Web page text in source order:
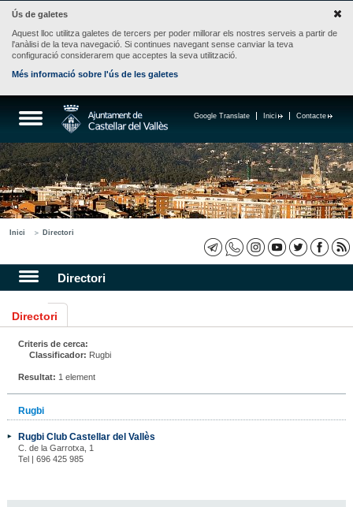
Ús de galetes
Aquest lloc utilitza galetes de tercers per poder millorar els nostres serveis a partir de
l'anàlisi de la teva navegació. Si continues navegant sense canviar la teva
configuració considerarem que acceptes la seva utilització.
Més informació sobre l'ús de les galetes
Contacte
Inici
Google Translate
Inici Directori
Directori
Directori
Criteris de cerca:
Classificador: Rugbi
Resultat: 1 element
Rugbi
Rugbi Club Castellar del Vallès
C. de la Garrotxa, 1
Tel | 696 425 985